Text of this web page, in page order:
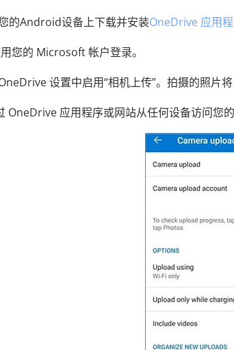
的Android设备上下载并安装OneDrive 应用
您的 Microsoft 帐户登录。
设置中启用“相机上传”。拍摄的照片
OneDrive 应用程序或网站从任何设备访问您的